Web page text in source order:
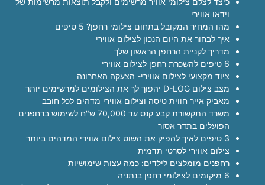
וידאו אווירי
מהו המחיר המקובל בתחום צילומי רחפן? 5 טיפים
איך לבחור את היום הנכון לצילום אווירי
מדריך לקניית הרחפן הראשון שלך
6 טיפים להשכרת רחפן לצילום אווירי
ציוד מקצועי לצילום אווירי- הצעקה האחרונה
מצב צילום D-LOG יהפוך לך את הצילומים למרשימים יותר
מאביק אייר חווית טיסה וצילום אווירי מדהים לכל חובב
משרד התקשורת קבע קנס עד 70,000 ש"ח לשימוש ברחפנים
הפועלים בתדר אסור
3 טיפים לאיך להפיק את השוט צילום אווירי המדהים ביותר
צילום אווירי לסרטי תדמית
רחפנים מומלצים לילדים: כמה עצות שימושיות
6 מיקומים לצילומי רחפן בנתניה